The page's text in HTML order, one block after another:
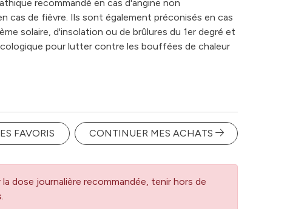
recommandé en cas d'angine non
cas de fièvre. Ils sont également préconisés en cas
solaire, d'insolation ou de brûlures du 1er degré et
pour lutter contre les bouffées de chaleur
FAVORIS CONTINUER MES ACHATS
la dose journalière recommandée, tenir hors de